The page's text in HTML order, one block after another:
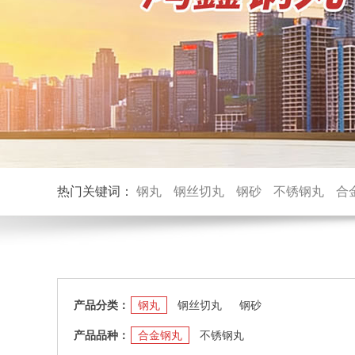
热门关键词： 钢丸 钢丝切丸 钢砂 不锈钢丸 合
产品分类： 钢丸 钢丝切丸 钢砂
产品品种： 合金钢丸 不锈钢丸